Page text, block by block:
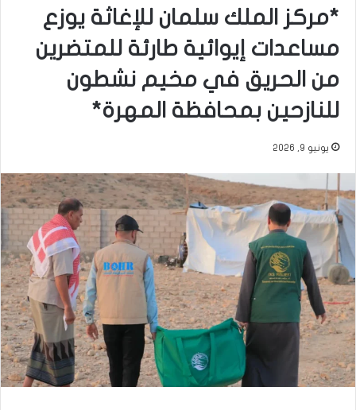
*مركز الملك سلمان للإغاثة يوزع
مساعدات إيوائية طارئة للمتضرين
من الحريق في مخيم نشطون
للنازحين بمحافظة المهرة*
يونيو 9, 2026